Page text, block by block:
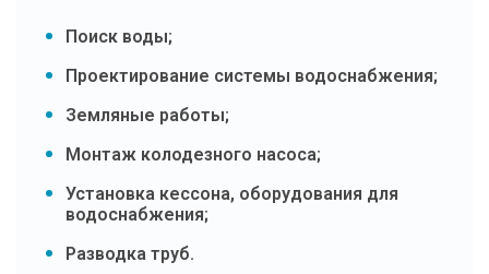
Поиск воды;
Проектирование системы водоснабжения;
Земляные работы;
Монтаж колодезного насоса;
Установка кессона, оборудования для
водоснабжения;
Разводка труб.